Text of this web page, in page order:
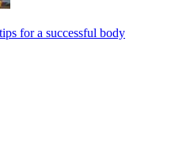
for a successful body